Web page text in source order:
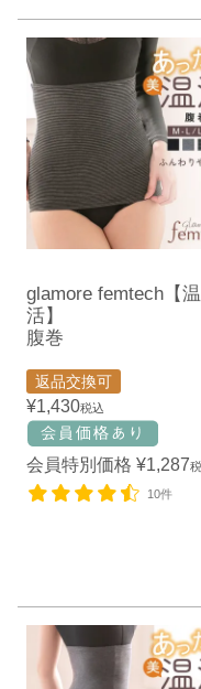
glamore femtech【温
活】
腹巻
返品交換可
¥1,430税込
会員特別価格 ¥1,287
10件